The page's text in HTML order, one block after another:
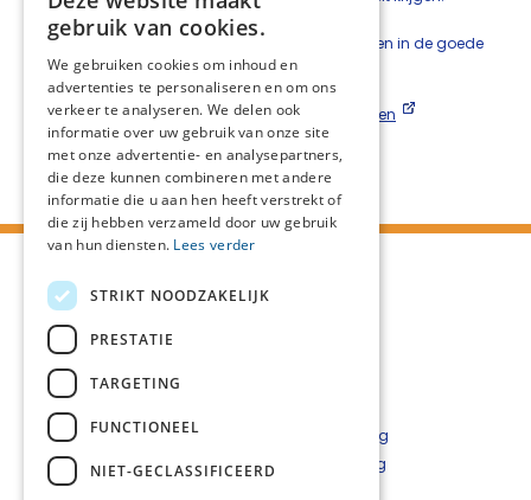
We zijn er nog niet, maar we zetten grote stappen in de goede
richting!
Klik hier om het originele artikel op Mura.nl te lezen
Deel deze pagina:
Contact
Privacyverklaring
Cookieverklaring
gebruik van cookies.
We gebruiken cookies om inhoud en
advertenties te personaliseren en om ons
verkeer te analyseren. We delen ook
informatie over uw gebruik van onze site
met onze advertentie- en analysepartners,
die deze kunnen combineren met andere
informatie die u aan hen heeft verstrekt of
die zij hebben verzameld door uw gebruik
van hun diensten. Lees verder
STRIKT NOODZAKELIJK
PRESTATIE
TARGETING
FUNCTIONEEL
NIET-GECLASSIFICEERD